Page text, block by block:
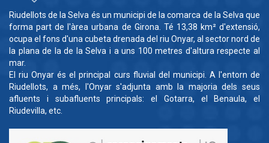
Riudellots de la Selva és un municipi de la comarca de la Selva que
forma part de l'àrea urbana de Girona. Té 13,38 km² d'extensió,
ocupa el fons d'una cubeta drenada del riu Onyar, al sector nord de
la plana de la de la Selva i a uns 100 metres d'altura respecte al
mar.
El riu Onyar és el principal curs fluvial del municipi. A l'entorn de
Riudellots, a més, l'Onyar s'adjunta amb la majoria dels seus
afluents i subafluents principals: el Gotarra, el Benaula, el
Riudevilla, etc.